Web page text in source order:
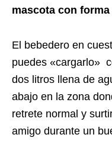
mascota con
El bebedero en
puedes «cargarlo»
dos litros llena de
abajo en la zona
retrete normal y
amigo durante un